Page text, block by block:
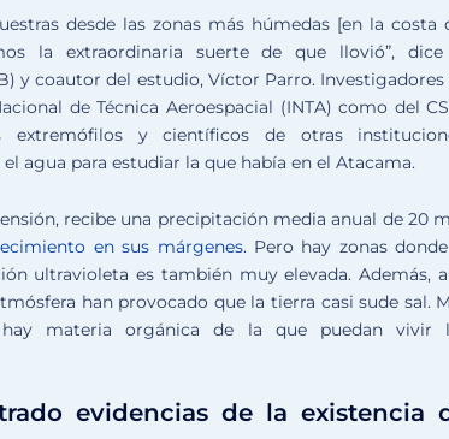
desde las zonas más húmedas [en la costa
la extraordinaria suerte de que llovió”,
y coautor del estudio, Víctor Parro. Investigadores
de Técnica Aeroespacial (INTA) como del
y científicos de otras
agua para estudiar la que había en el Atacama.
recibe una precipitación media anual de 20
en sus márgenes. Pero hay zonas
ultravioleta es también muy elevada. Además,
han provocado que la tierra casi sude sal.
materia orgánica de la que puedan vivir
evidencias de la existencia